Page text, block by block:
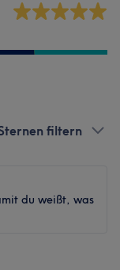
filtern
du weißt, was